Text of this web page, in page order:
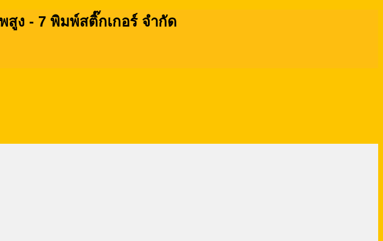
สูง - 7 พิมพ์สติ๊กเกอร์ จำกัด